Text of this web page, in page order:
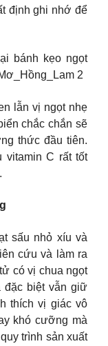
định ghi nhớ để
bánh kẹo ngọt
2
lẫn vị ngọt nhẹ
chắc chắn sẽ
thức đầu tiên.
vitamin C rất tốt
sấu nhỏ xíu và
cứu và làm ra
có vị chua ngọt
đặc biệt vẫn giữ
thích vị giác vô
khó cưỡng mà
trình sản xuất